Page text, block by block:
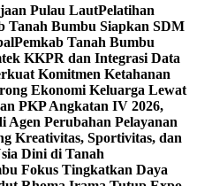
Pulau LautPelatihan
Tanah Bumbu Siapkan SDM
Pemkab Tanah Bumbu
KKPR dan Integrasi Data
Komitmen Ketahanan
Ekonomi Keluarga Lewat
PKP Angkatan IV 2026,
Agen Perubahan Pelayanan
Kreativitas, Sportivitas, dan
Dini di Tanah
Fokus Tingkatkan Daya